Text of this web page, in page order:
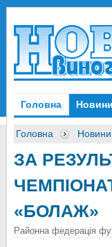
Головна Новини
Головна Новини
ЗА
«БОЛАЖ»
Районна федерація